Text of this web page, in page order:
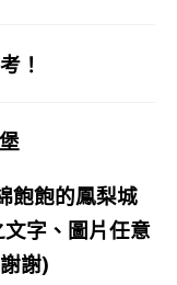
！
飽飽的鳳梨城
字、圖片任意
謝)